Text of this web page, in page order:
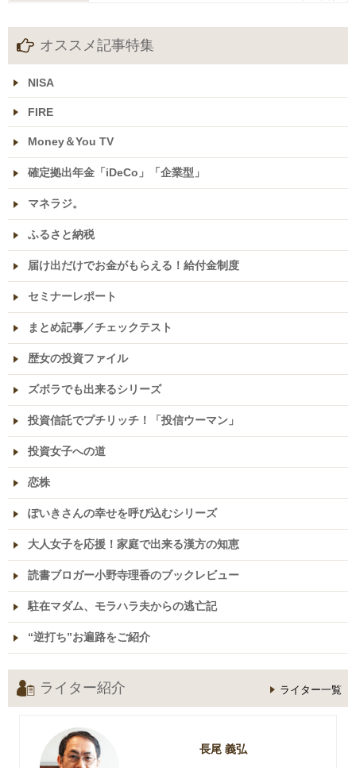
オススメ記事特集
NISA
FIRE
Money＆You TV
確定拠出年金「iDeCo」「企業型」
マネラジ。
ふるさと納税
届け出だけでお金がもらえる！給付金制度
セミナーレポート
まとめ記事／チェックテスト
歴女の投資ファイル
ズボラでも出来るシリーズ
投資信託でプチリッチ！「投信ウーマン」
投資女子への道
恋株
ぽいきさんの幸せを呼び込むシリーズ
大人女子を応援！家庭で出来る漢方の知恵
読書ブロガー小野寺理香のブックレビュー
駐在マダム、モラハラ夫からの逃亡記
“逆打ち”お遍路をご紹介
ライター紹介 ライター一覧
長尾 義弘